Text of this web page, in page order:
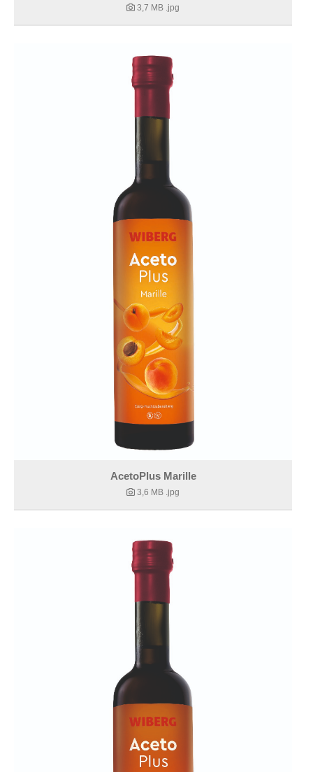
3,7 MB .jpg
AcetoPlus Marille
3,6 MB .jpg